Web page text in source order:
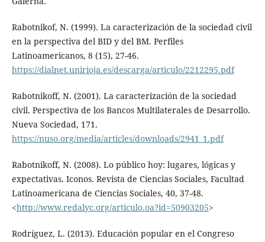
Rabotnikof, N. (1999). La caracterización de la sociedad civil
en la perspectiva del BID y del BM. Perfiles
Latinoamericanos, 8 (15), 27-46.
https://dialnet.unirioja.es/descarga/articulo/2212295.pdf
Rabotnikoff, N. (2001). La caracterización de la sociedad
civil. Perspectiva de los Bancos Multilaterales de Desarrollo.
Nueva Sociedad, 171.
https://nuso.org/media/articles/downloads/2941_1.pdf
Rabotnikoff, N. (2008). Lo público hoy: lugares, lógicas y
expectativas. Iconos. Revista de Ciencias Sociales, Facultad
Latinoamericana de Ciencias Sociales, 40, 37-48.
<http://www.redalyc.org/articulo.oa?id=50903205>
Rodríguez, L. (2013). Educación popular en el Congreso